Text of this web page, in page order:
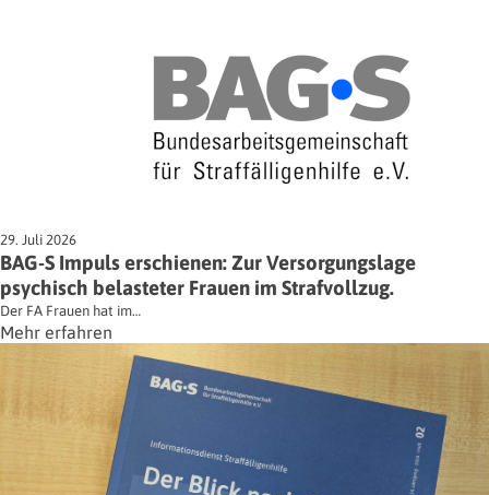
29. Juli 2026
BAG-S Impuls erschienen: Zur Versorgungslage
psychisch belasteter Frauen im Strafvollzug.
Der FA Frauen hat im…
Mehr erfahren